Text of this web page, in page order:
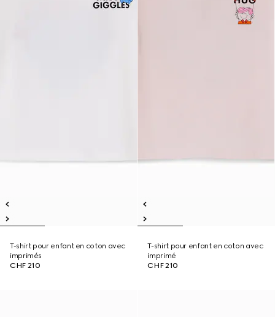
T-shirt pour enfant en coton avec
imprimés
CHF 210
T-shirt pour enfant en coton avec
imprimé
CHF 210